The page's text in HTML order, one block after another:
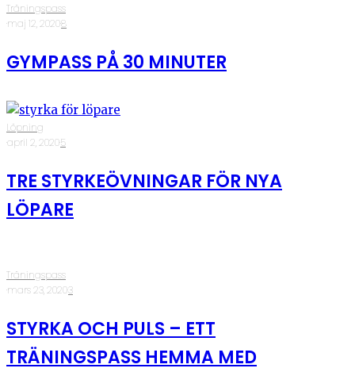
Träningspass
·maj 12, 2020·8
GYMPASS PÅ 30 MINUTER
Löpning
·april 2, 2020·5
TRE STYRKEÖVNINGAR FÖR NYA
LÖPARE
Träningspass
·mars 23, 2020·3
STYRKA OCH PULS – ETT
TRÄNINGSPASS HEMMA MED